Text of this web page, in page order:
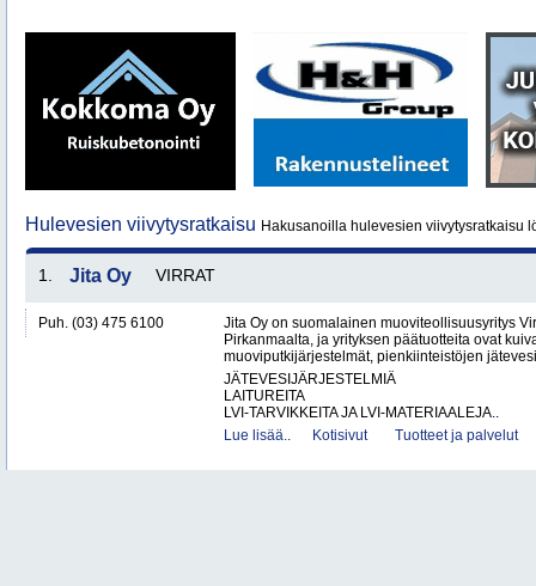
Hulevesien viivytysratkaisu Hakusanoilla hulevesien viivytysratkaisu
1. Jita Oy VIRRAT
Puh. (03) 475 6100
Jita Oy on suomalainen muoviteollisuusyritys
Pirkanmaalta, ja yrityksen päätuotteita ovat
muoviputkijärjestelmät, pienkiinteistöjen
JÄTEVESIJÄRJESTELMIÄ
LAITUREITA
LVI-TARVIKKEITA JA LVI-MATERIAALEJA..
Lue lisää..
Kotisivut Tuotteet ja palvelut